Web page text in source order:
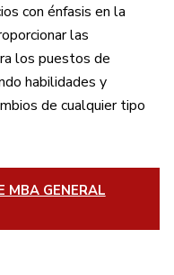
con énfasis en la
las
los puestos de
habilidades y
de cualquier tipo
MBA GENERAL